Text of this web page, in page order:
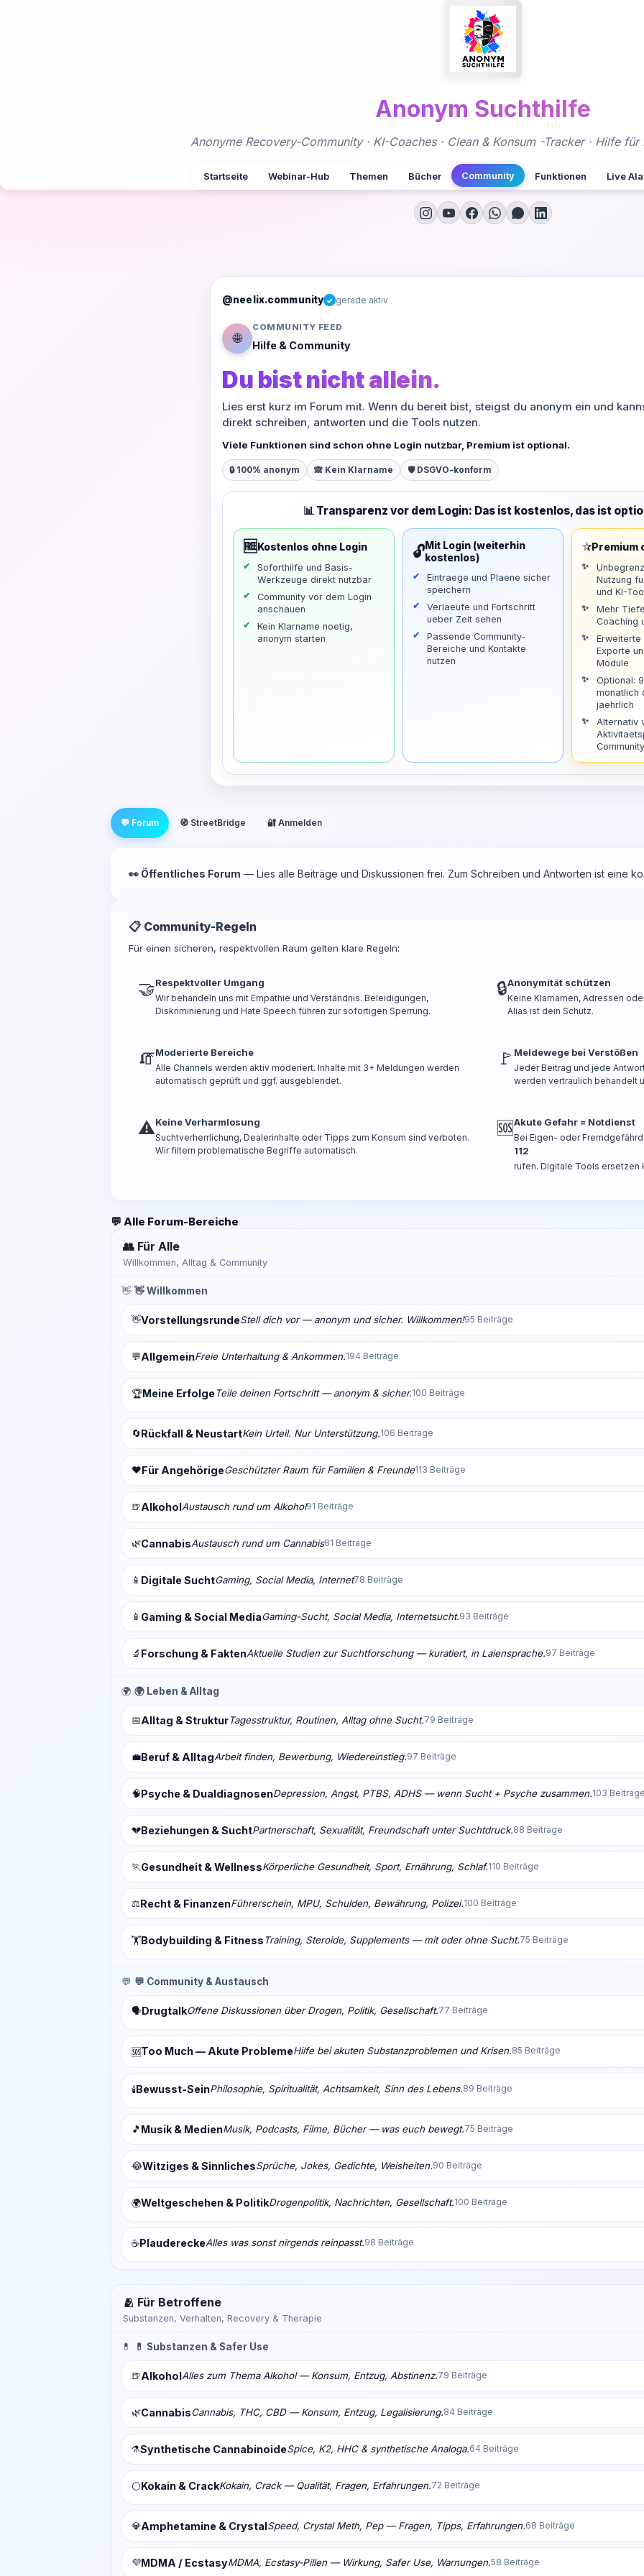
Anonym Suchthilfe
Anonyme Recovery-Community · KI-Coaches · Clean & Konsum -Tracker · Hilfe
Startseite Webinar-Hub Themen Bücher Community Funktionen Live
@neelix.community ✓ gerade aktiv
🌐
COMMUNITY FEED
Hilfe & Community
Du bist nicht allein.
Lies erst kurz im Forum mit. Wenn du bereit bist, steigst du anonym ein und
direkt schreiben, antworten und die Tools nutzen.
Viele Funktionen sind schon ohne Login nutzbar, Premium ist optional.
🔒 100% anonym 🙈 Kein Klarname 🛡️ DSGVO-konform
📊 Transparenz vor dem Login: Das ist kostenlos, das ist
🆓 Kostenlos ohne Login
Soforthilfe und Basis-
Werkzeuge direkt nutzbar
Community vor dem Login
anschauen
Kein Klarname noetig,
anonym starten
🔓Mit Login (weiterhin
kostenlos)
Eintraege und Plaene sicher
speichern
Verlaeufe und Fortschritt
ueber Zeit sehen
Passende Community-
Bereiche und Kontakte
nutzen
⭐Premium
Nutzung
und KI-
Mehr
Coaching
Erweiterte
Exporte
Module
Optional:
monatlich
jaehrlich
Alternativ
💬 Forum 🧭 StreetBridge 🔐 Anmelden
👀 Öffentliches Forum — Lies alle Beiträge und Diskussionen frei. Zum Schreiben und Antworten ist eine
📋 Community-Regeln
Für einen sicheren, respektvollen Raum gelten klare Regeln:
🤝Respektvoller Umgang
Wir behandeln uns mit Empathie und Verständnis. Beleidigungen,
Diskriminierung und Hate Speech führen zur sofortigen Sperrung.
🔒Anonymität schützen
Keine Klarnamen, Adressen
Alias ist dein Schutz.
🧯Moderierte Bereiche
Alle Channels werden aktiv moderiert. Inhalte mit 3+ Meldungen werden
automatisch geprüft und ggf. ausgeblendet.
🚩 Meldewege bei Verstößen
Jeder Beitrag und jede
werden vertraulich behandelt
⚠️Keine Verharmlosung
Suchtverherrlichung, Dealerinhalte oder Tipps zum Konsum sind verboten.
Wir filtern problematische Begriffe automatisch.
🆘Akute Gefahr = Notdienst
Bei Eigen- oder
112
rufen. Digitale Tools ersetzen
💬 Alle Forum-Bereiche
👥 Für Alle
Willkommen, Alltag & Community
👋 👋 Willkommen
👋VorstellungsrundeStell dich vor — anonym und sicher. Willkommen!95 Beiträge
💬AllgemeinFreie Unterhaltung & Ankommen.194 Beiträge
🏆Meine ErfolgeTeile deinen Fortschritt — anonym & sicher.100 Beiträge
🔄Rückfall & NeustartKein Urteil. Nur Unterstützung.106 Beiträge
❤️Für AngehörigeGeschützter Raum für Familien & Freunde113 Beiträge
🍺AlkoholAustausch rund um Alkohol91 Beiträge
🌿CannabisAustausch rund um Cannabis81 Beiträge
📱 Digitale SuchtGaming, Social Media, Internet78 Beiträge
📱 Gaming & Social MediaGaming-Sucht, Social Media, Internetsucht.93 Beiträge
🔬 Forschung & FaktenAktuelle Studien zur Suchtforschung — kuratiert, in Laiensprache.97 Beiträge
🌍 🌍 Leben & Alltag
📅Alltag & StrukturTagesstruktur, Routinen, Alltag ohne Sucht.79 Beiträge
💼Beruf & AlltagArbeit finden, Bewerbung, Wiedereinstieg.97 Beiträge
🧠Psyche & DualdiagnosenDepression, Angst, PTBS, ADHS — wenn Sucht + Psyche zusammen.103
💔Beziehungen & SuchtPartnerschaft, Sexualität, Freundschaft unter Suchtdruck.88 Beiträge
🏃Gesundheit & WellnessKörperliche Gesundheit, Sport, Ernährung, Schlaf.110 Beiträge
⚖️Recht & FinanzenFührerschein, MPU, Schulden, Bewährung, Polizei.100 Beiträge
🏋️Bodybuilding & Fitness Training, Steroide, Supplements — mit oder ohne Sucht.75 Beiträge
💬 💬 Community & Austausch
🗣️DrugtalkOffene Diskussionen über Drogen, Politik, Gesellschaft.77 Beiträge
🆘Too Much — Akute ProblemeHilfe bei akuten Substanzproblemen und Krisen.85 Beiträge
🕯️Bewusst-SeinPhilosophie, Spiritualität, Achtsamkeit, Sinn des Lebens.89 Beiträge
🎵 Musik & MedienMusik, Podcasts, Filme, Bücher — was euch bewegt.75 Beiträge
😂Witziges & SinnlichesSprüche, Jokes, Gedichte, Weisheiten.90 Beiträge
🌍Weltgeschehen & PolitikDrogenpolitik, Nachrichten, Gesellschaft.100 Beiträge
☕PlaudereckeAlles was sonst nirgends reinpasst.98 Beiträge
🫂 Für Betroffene
Substanzen, Verhalten, Recovery & Therapie
💊 💊 Substanzen & Safer Use
🍺AlkoholAlles zum Thema Alkohol — Konsum, Entzug, Abstinenz.79 Beiträge
🌿CannabisCannabis, THC, CBD — Konsum, Entzug, Legalisierung.84 Beiträge
⚗️Synthetische CannabinoideSpice, K2, HHC & synthetische Analoga.64 Beiträge
⚪Kokain & CrackKokain, Crack — Qualität, Fragen, Erfahrungen.72 Beiträge
💎Amphetamine & CrystalSpeed, Crystal Meth, Pep — Fragen, Tipps, Erfahrungen.68 Beiträge
💜MDMA / EcstasyMDMA, Ecstasy-Pillen — Wirkung, Safer Use, Warnungen.58 Beiträge